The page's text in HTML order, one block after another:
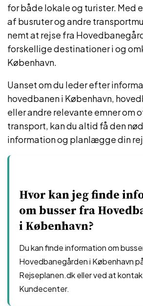
for både lokale og turister. Med
af busruter og andre
nemt at rejse fra
forskellige destinationer i og
København.
Uanset om du leder efter
hovedbanen i København,
eller andre relevante emner om
transport, kan du altid få den
information og planlægge din
Hvor kan jeg finde
om busser fra
i København?
Du kan finde information om
Hovedbanegården i København
Rejseplanen.dk eller ved at
Kundecenter.